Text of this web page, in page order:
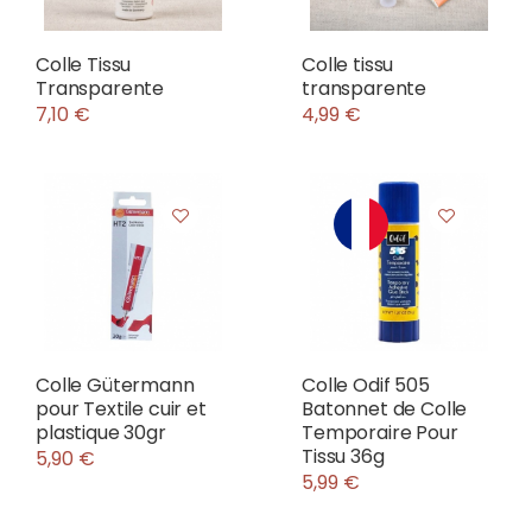
Colle Tissu
Transparente
7,10 €
Colle tissu
transparente
4,99 €
Colle Gütermann
pour Textile cuir et
plastique 30gr
5,90 €
Colle Odif 505
Batonnet de Colle
Temporaire Pour
Tissu 36g
5,99 €